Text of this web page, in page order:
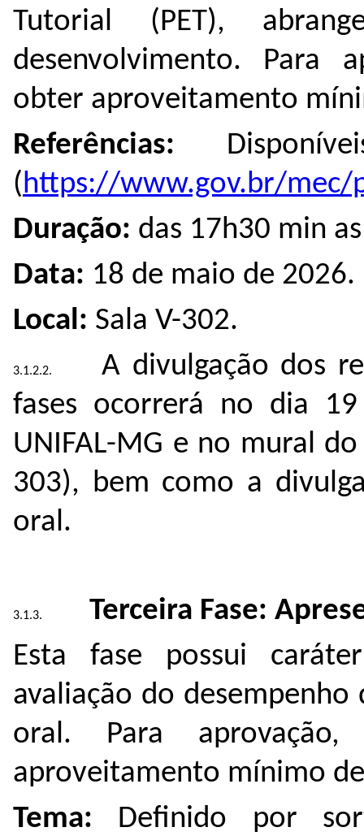
Tutorial (PET),
desenvolvimento. Para
obter aproveitamento
Referências:
(https://www.gov.br/mec/
Duração: das 17h30 min
Data: 18 de maio de 2026.
Local: Sala V-302.
A divulgação dos
fases ocorrerá no dia
UNIFAL-MG e no mural
303), bem como a
oral.
Terceira Fase:
Esta fase possui
avaliação do
oral. Para
aproveitamento mínimo
Tema: Definido por